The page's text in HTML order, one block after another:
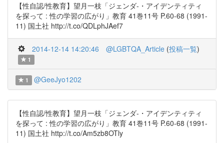
【性自認/性教育】望月一枝「ジェンダ-・アイデンティティ
を探って : 性の学習の広がり」教育 41巻11号 P.60-68 (1991-
11) 国土社 http://t.co/QDLphJAef7
2014-12-14 14:20:46 @LGBTQA_Article (投稿一覧)
1
1 @GeeJyo1202
【性自認/性教育】望月一枝「ジェンダ-・アイデンティティ
を探って : 性の学習の広がり」教育 41巻11号 P.60-68 (1991-
11) 国土社 http://t.co/Am5zb8OTly